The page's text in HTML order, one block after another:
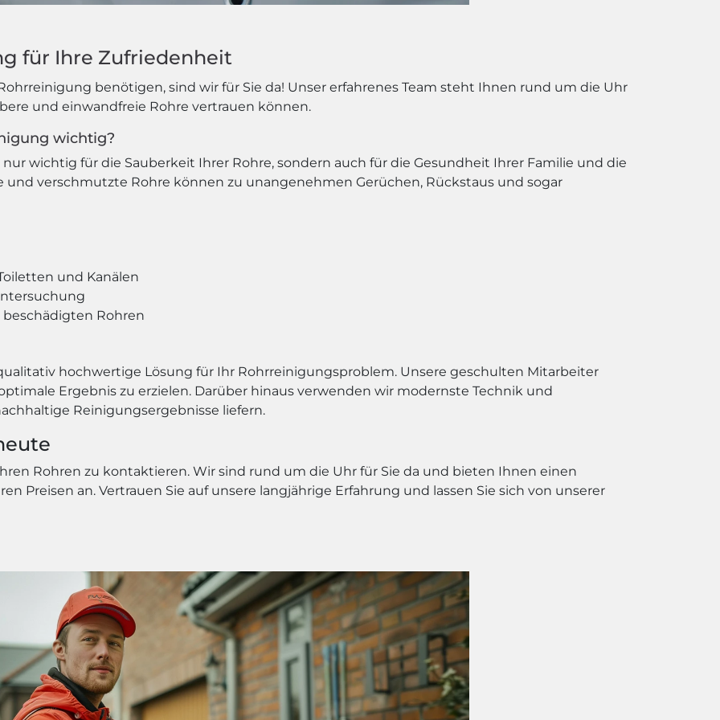
für Ihre Zufriedenheit
benötigen, sind wir für Sie da! Unser erfahrenes Team steht Ihnen rund um die Uhr
und einwandfreie Rohre vertrauen können.
wichtig?
wichtig für die Sauberkeit Ihrer Rohre, sondern auch für die Gesundheit Ihrer Familie und die
verschmutzte Rohre können zu unangenehmen Gerüchen, Rückstaus und sogar
und Kanälen
Rohren
hochwertige Lösung für Ihr Rohrreinigungsproblem. Unsere geschulten Mitarbeiter
Ergebnis zu erzielen. Darüber hinaus verwenden wir modernste Technik und
Reinigungsergebnisse liefern.
Rohren zu kontaktieren. Wir sind rund um die Uhr für Sie da und bieten Ihnen einen
Preisen an. Vertrauen Sie auf unsere langjährige Erfahrung und lassen Sie sich von unserer